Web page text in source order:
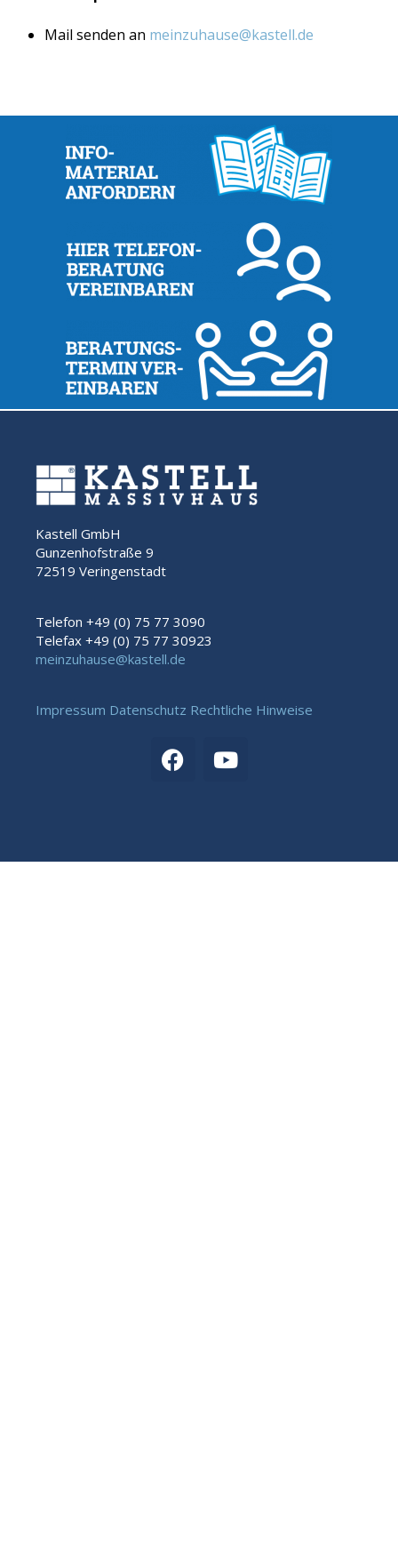
Mail senden an meinzuhause@kastell.de
Kastell GmbH
Gunzenhofstraße 9
72519 Veringenstadt
Telefon +49 (0) 75 77 3090
Telefax +49 (0) 75 77 30923
meinzuhause@kastell.de
Impressum Datenschutz Rechtliche Hinweise